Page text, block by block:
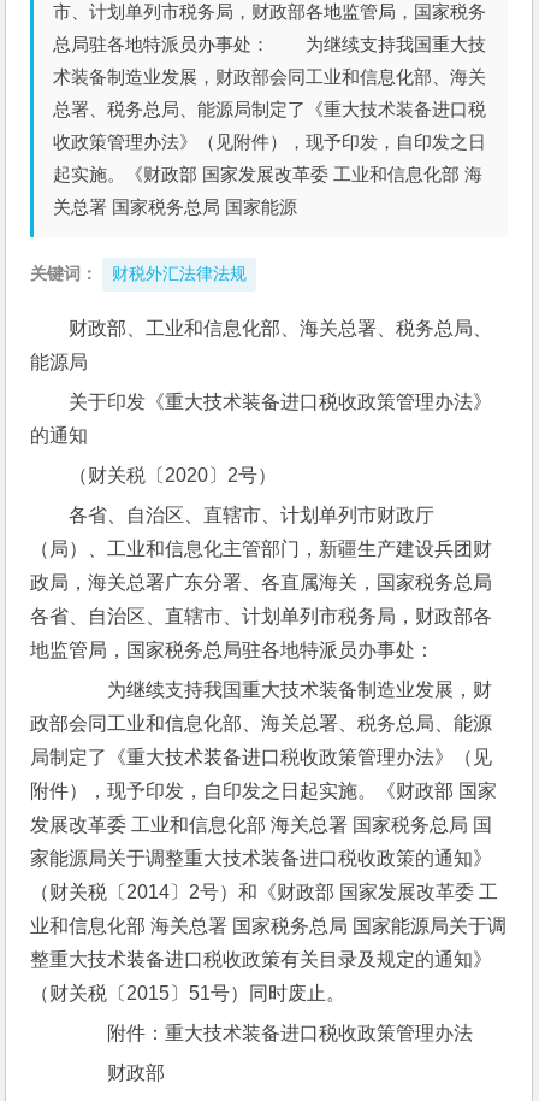
市、计划单列市税务局，财政部各地监管局，国家税务
总局驻各地特派员办事处： 为继续支持我国重大技
术装备制造业发展，财政部会同工业和信息化部、海关
总署、税务总局、能源局制定了《重大技术装备进口税
收政策管理办法》（见附件），现予印发，自印发之日
起实施。《财政部 国家发展改革委 工业和信息化部 海
关总署 国家税务总局 国家能源
关键词： 财税外汇法律法规
财政部、工业和信息化部、海关总署、税务总局、
能源局
关于印发《重大技术装备进口税收政策管理办法》
的通知
（财关税〔2020〕2号）
各省、自治区、直辖市、计划单列市财政厅
（局）、工业和信息化主管部门，新疆生产建设兵团财
政局，海关总署广东分署、各直属海关，国家税务总局
各省、自治区、直辖市、计划单列市税务局，财政部各
地监管局，国家税务总局驻各地特派员办事处：
为继续支持我国重大技术装备制造业发展，财
政部会同工业和信息化部、海关总署、税务总局、能源
局制定了《重大技术装备进口税收政策管理办法》（见
附件），现予印发，自印发之日起实施。《财政部 国家
发展改革委 工业和信息化部 海关总署 国家税务总局 国
家能源局关于调整重大技术装备进口税收政策的通知》
（财关税〔2014〕2号）和《财政部 国家发展改革委 工
业和信息化部 海关总署 国家税务总局 国家能源局关于调
整重大技术装备进口税收政策有关目录及规定的通知》
（财关税〔2015〕51号）同时废止。
附件：重大技术装备进口税收政策管理办法
财政部